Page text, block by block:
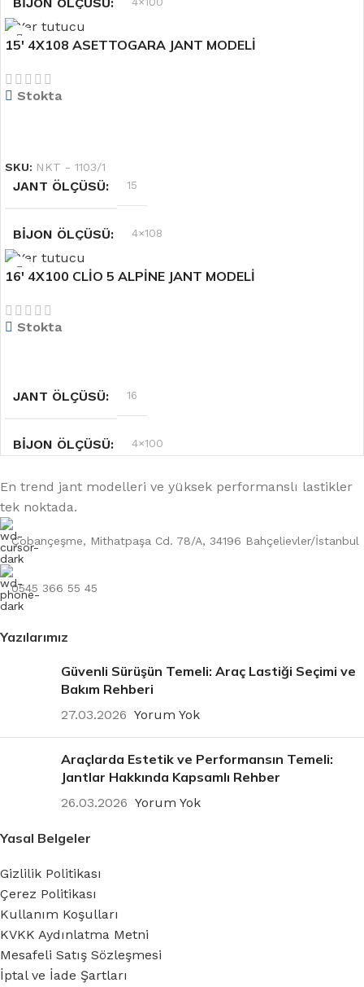
RENK Siyah
OFSET
15′ 4X108 ASETTOGARA JANT MODELİ
Stokta
SKU: NKT - 1103/1
JANT ÖLÇÜSÜ 15
BIJON ÖLÇÜSÜ 4×108
RENK Mat Metal
OFSET
16′ 4X100 CLİO 5 ALPİNE JANT MODELİ
Stokta
JANT ÖLÇÜSÜ 16
BIJON ÖLÇÜSÜ 4×100
RENK Gri
OFSET 6.5''
En trend jant modelleri ve yüksek performanslı lastikler
tek noktada.
Çobançeşme, Mithatpaşa Cd. 78/A, 34196 Bahçelievler/İstanbul
0545 366 55 45
Yazılarımız
Güvenli Sürüşün Temeli: Araç Lastiği Seçimi ve
Bakım Rehberi
27.03.2026 Yorum Yok
Araçlarda Estetik ve Performansın Temeli:
Jantlar Hakkında Kapsamlı Rehber
26.03.2026 Yorum Yok
Yasal Belgeler
Gizlilik Politikası
Çerez Politikası
Kullanım Koşulları
KVKK Aydınlatma Metni
Mesafeli Satış Sözleşmesi
İptal ve İade Şartları